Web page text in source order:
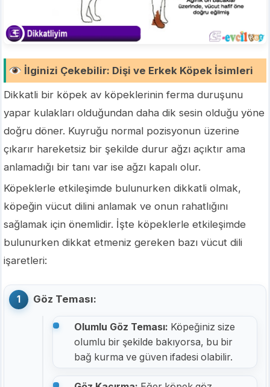
İlginizi Çekebilir: Dişi ve Erkek Köpek İsimleri
Dikkatli bir köpek av köpeklerinin ferma duruşunu
yapar kulakları olduğundan daha dik sesin olduğu yöne
doğru döner. Kuyruğu normal pozisyonun üzerine
çıkarır hareketsiz bir şekilde durur ağzı açıktır ama
anlamadığı bir tanı var ise ağzı kapalı olur.
Köpeklerle etkileşimde bulunurken dikkatli olmak,
köpeğin vücut dilini anlamak ve onun rahatlığını
sağlamak için önemlidir. İşte köpeklerle etkileşimde
bulunurken dikkat etmeniz gereken bazı vücut dili
işaretleri:
Göz Teması:
Olumlu Göz Teması: Köpeğiniz size
olumlu bir şekilde bakıyorsa, bu bir
bağ kurma ve güven ifadesi olabilir.